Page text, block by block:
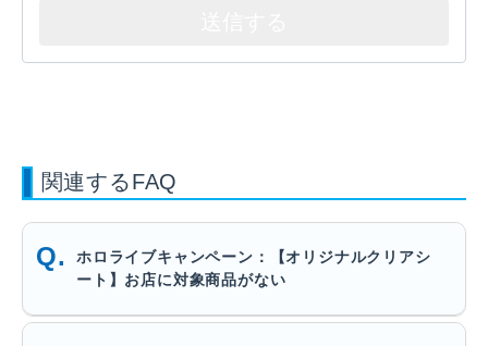
関連するFAQ
ホロライブキャンペーン：【オリジナルクリアシ
ート】お店に対象商品がない